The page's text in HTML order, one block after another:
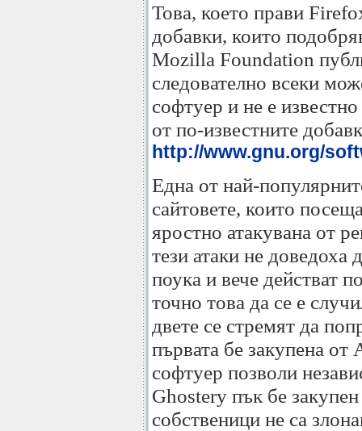
Това, което прави
добавки, които
Mozilla Foundation
следователно всеки
софтуер и не е
от по-известните
http://www.gnu.org/
Една от най-
сайтовете, които
яростно атакувана от
тези атаки не
поука и вече действат
точно това да се е
двете се стремят да
първата бе закупена
софтуер позволи
Ghostery пък бе
собственици не са